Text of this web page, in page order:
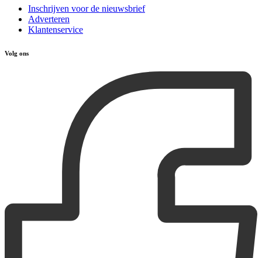
Inschrijven voor de nieuwsbrief
Adverteren
Klantenservice
Volg ons